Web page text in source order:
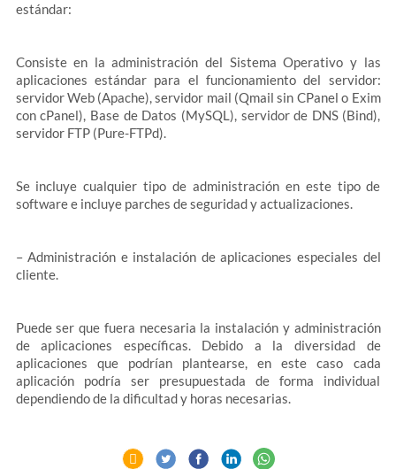
estándar:
Consiste en la administración del Sistema Operativo y las
aplicaciones estándar para el funcionamiento del servidor:
servidor Web (Apache), servidor mail (Qmail sin CPanel o Exim
con cPanel), Base de Datos (MySQL), servidor de DNS (Bind),
servidor FTP (Pure-FTPd).
Se incluye cualquier tipo de administración en este tipo de
software e incluye parches de seguridad y actualizaciones.
– Administración e instalación de aplicaciones especiales del
cliente.
Puede ser que fuera necesaria la instalación y administración
de aplicaciones específicas. Debido a la diversidad de
aplicaciones que podrían plantearse, en este caso cada
aplicación podría ser presupuestada de forma individual
dependiendo de la dificultad y horas necesarias.